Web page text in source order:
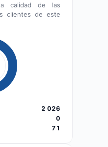
calidad de las
clientes de este
2 026
0
71